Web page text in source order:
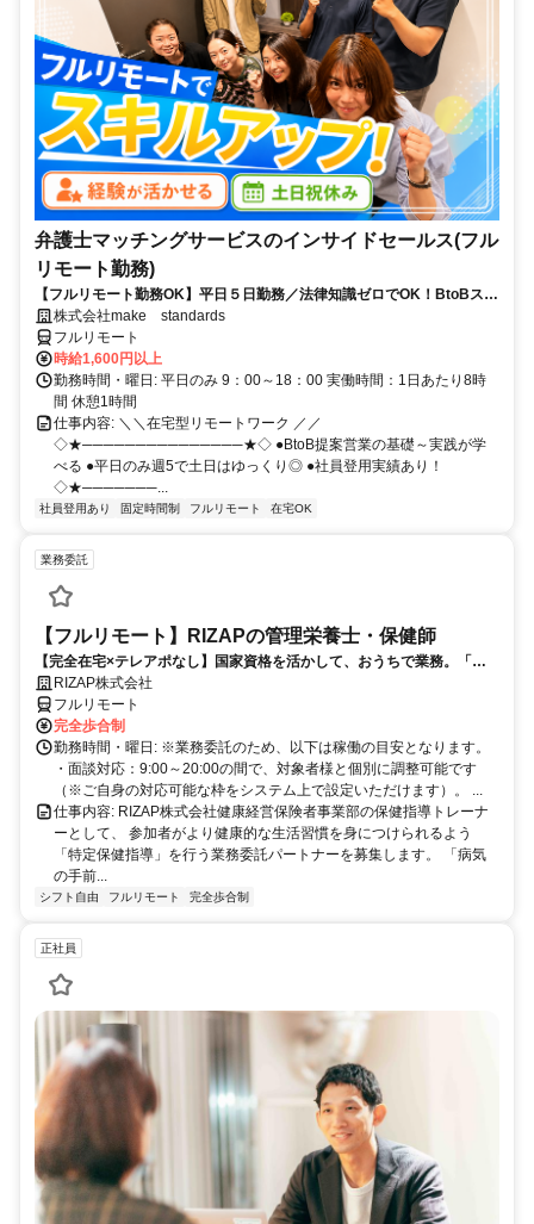
弁護士マッチングサービスのインサイドセールス(フル
リモート勤務)
【フルリモート勤務OK】平日５日勤務／法律知識ゼロでOK！BtoBスキ
ルが身につく営業職
株式会社make standards
フルリモート
時給1,600円以上
勤務時間・曜日: 平日のみ 9：00～18：00 実働時間：1日あたり8時
間 休憩1時間
仕事内容: ＼＼在宅型リモートワーク ／／
◇★───────────────★◇ ●BtoB提案営業の基礎～実践が学
べる ●平日のみ週5で土日はゆっくり◎ ●社員登用実績あり！
◇★───────...
社員登用あり 固定時間制 フルリモート 在宅OK
業務委託
【フルリモート】RIZAPの管理栄養士・保健師
【完全在宅×テレアポなし】国家資格を活かして、おうちで業務。「も
う一つの安心」を。主婦・Wワーカー活躍中！「平日の日中だけ」「夕
方以降の数時間だけ」など、生活リズムに合わせた時間調整が可能で
す。1件ごとの成果報酬型だから、頑張った分だけ手応えのある収入
に。充実のサポート体制で、安心の在宅ワークを始めませんか？
RIZAP株式会社
フルリモート
完全歩合制
勤務時間・曜日: ※業務委託のため、以下は稼働の目安となります。
・面談対応：9:00～20:00の間で、対象者様と個別に調整可能です
（※ご自身の対応可能な枠をシステム上で設定いただけます）。 ...
仕事内容: RIZAP株式会社健康経営保険者事業部の保健指導トレーナ
ーとして、 参加者がより健康的な生活習慣を身につけられるよう
「特定保健指導」を行う業務委託パートナーを募集します。 「病気
の手前...
シフト自由 フルリモート 完全歩合制
正社員